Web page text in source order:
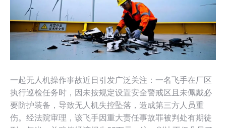
一起无人机操作事故近日引发广泛关注：一名飞手在厂区
执行巡检任务时，因未按规定设置安全警戒区且未佩戴必
要防护装备，导致无人机失控坠落，造成第三方人员重
伤。经法院审理，该飞手因重大责任事故罪被判处有期徒